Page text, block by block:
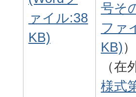
ァイル:38
KB)
号そ
ファ
KB)
（在
様式